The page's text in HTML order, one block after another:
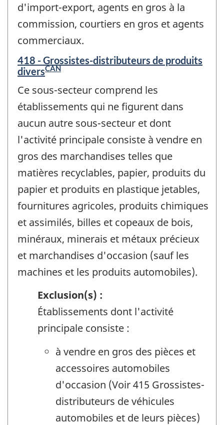
d'import-export, agents en gros à la
commission, courtiers en gros et agents
commerciaux.
418 - Grossistes-distributeurs de produits
diversCAN
Ce sous-secteur comprend les
établissements qui ne figurent dans
aucun autre sous-secteur et dont
l'activité principale consiste à vendre en
gros des marchandises telles que
matières recyclables, papier, produits du
papier et produits en plastique jetables,
fournitures agricoles, produits chimiques
et assimilés, billes et copeaux de bois,
minéraux, minerais et métaux précieux
et marchandises d'occasion (sauf les
machines et les produits automobiles).
Exclusion(s) :
Établissements dont l'activité
principale consiste :
à vendre en gros des pièces et
accessoires automobiles
d'occasion (Voir 415 Grossistes-
distributeurs de véhicules
automobiles et de leurs pièces)